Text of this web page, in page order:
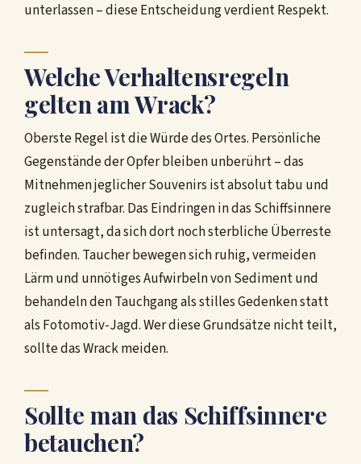
unterlassen – diese Entscheidung verdient Respekt.
Welche Verhaltensregeln
gelten am Wrack?
Oberste Regel ist die Würde des Ortes. Persönliche
Gegenstände der Opfer bleiben unberührt – das
Mitnehmen jeglicher Souvenirs ist absolut tabu und
zugleich strafbar. Das Eindringen in das Schiffsinnere
ist untersagt, da sich dort noch sterbliche Überreste
befinden. Taucher bewegen sich ruhig, vermeiden
Lärm und unnötiges Aufwirbeln von Sediment und
behandeln den Tauchgang als stilles Gedenken statt
als Fotomotiv-Jagd. Wer diese Grundsätze nicht teilt,
sollte das Wrack meiden.
Sollte man das Schiffsinnere
betauchen?